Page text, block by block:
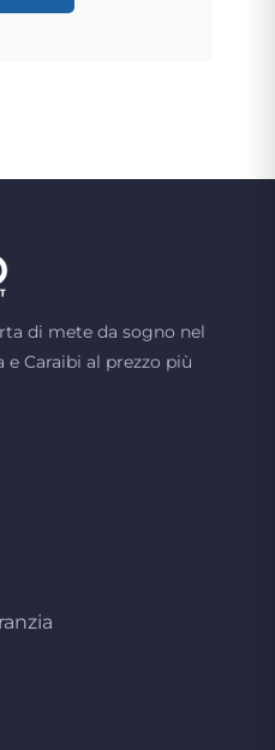
di mete da sogno nel
Caraibi al prezzo più